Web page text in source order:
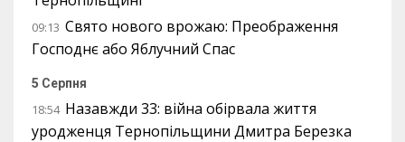
09:13 Свято нового врожаю: Преображення
Господнє або Яблучний Спас
5 Серпня
18:54 Назавжди 33: війна обірвала життя
уродженця Тернопільщини Дмитра Березка